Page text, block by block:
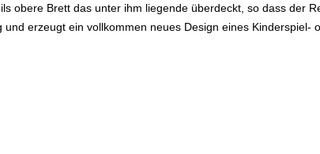
obere Brett das unter ihm liegende überdeckt, so dass der
erzeugt ein vollkommen neues Design eines Kinderspiel-